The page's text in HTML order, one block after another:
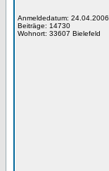
Anmeldedatum: 24.04.2006
Beiträge: 14730
Wohnort: 33607 Bielefeld